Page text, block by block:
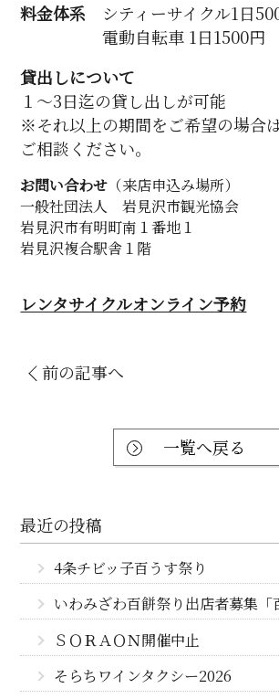
料金体系 シティーサイクル1日
電動自転車 1日1500円
貸出しについて
１〜3日迄の貸し出しが可能
※それ以上の期間をご希望の場合
ご相談ください。
お問い合わせ （来店申込み場所）
一般社団法人 岩見沢市観光協会
岩見沢市有明町南１番地１
岩見沢複合駅舎１階
レンタサイクルオンライン予約
前の記事へ
一覧へ戻る
最近の投稿
4条チビッ子百うす祭り
いわみざわ百餅祭り出店者募集「
ＳＯＲＡＯＮ開催中止
そらちワインタクシー2026